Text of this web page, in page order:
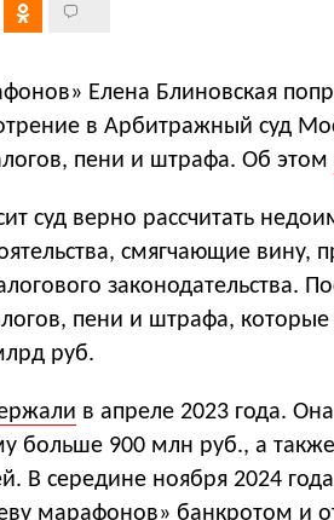
Елена Блиновская
в Арбитражный суд
пени и штрафа. Об этом
суд верно рассчитать
смягчающие вину,
законодательства.
пени и штрафа, которые
руб.
в апреле 2023 года.
больше 900 млн руб., а
В середине ноября 2024
марафонов» банкротом и